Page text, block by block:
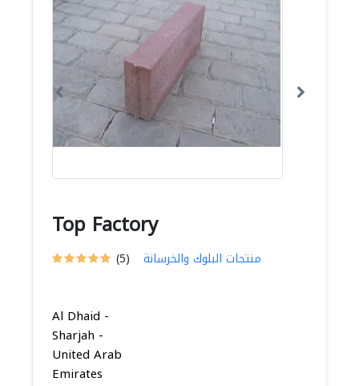
Top Factory
(5) منتجات البلوك والخرسانة
Al Dhaid -
Sharjah -
United Arab
Emirates